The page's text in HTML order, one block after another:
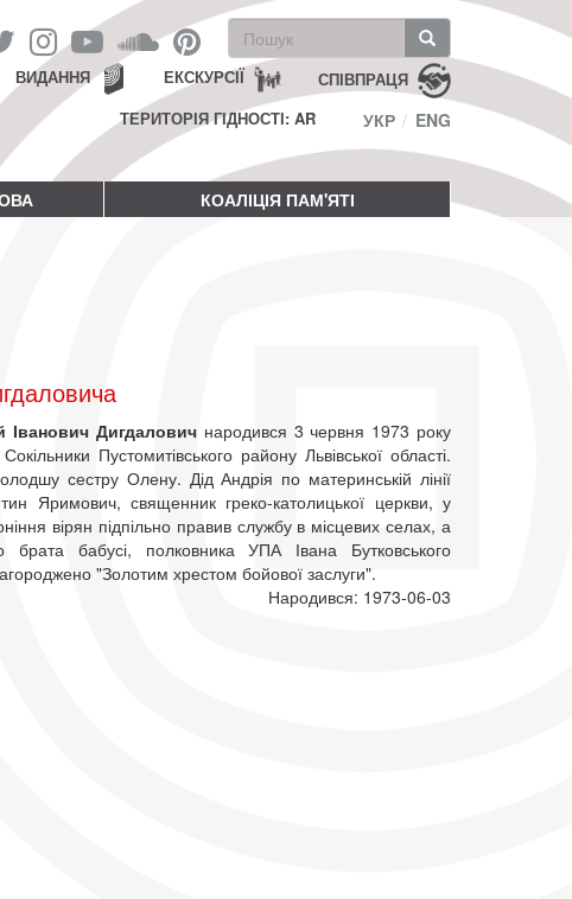
Пошукова
форма
Пошук СПІВПРАЦЯ
ЕКСКУРСІЇ
ВИДАННЯ
ТЕРИТОРІЯ ГІДНОСТІ: AR
УКР ENG
КОАЛІЦІЯ ПАМ'ЯТІ
Іванович Дигдаловичнародився 3 червня 1973 року
Пустомитівського району Львівської області.
сестру Олену. Дід Андрія по материнській лінії
Яримович, священник греко-католицької церкви, у
вірян підпільно правив службу в місцевих селах, а
брата бабусі, полковника УПА Івана Бутковського
"Золотим хрестом бойової заслуги".
Народився: 1973-06-03